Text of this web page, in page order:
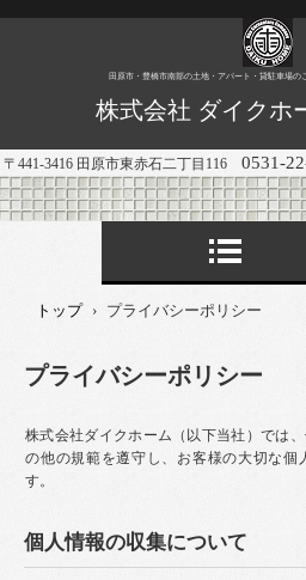
田原市・豊橋市南部の土地・アパート・貸駐車場の
株式会社 ダイクホ
〒441-3416 田原市東赤石二丁目116 0531-
トップ › プライバシーポリシー
プライバシーポリシー
株式会社ダイクホーム（以下当社）では
の他の規範を遵守し、お客様の大切な個
す。
個人情報の収集について